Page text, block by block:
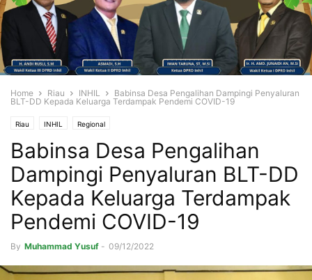
Home Riau INHIL
Babinsa Desa Pengalihan Dampingi Penyaluran
BLT-DD Kepada Keluarga Terdampak Pendemi COVID-19
Riau INHIL Regional
Babinsa Desa Pengalihan
Dampingi Penyaluran BLT-DD
Kepada Keluarga Terdampak
Pendemi COVID-19
By Muhammad Yusuf - 09/12/2022